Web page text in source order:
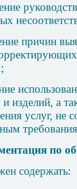
причин
и изделий, а
услуг, не
по
содержать: